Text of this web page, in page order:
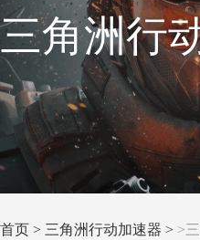
三角洲行
首页 > 三角洲行动加速器 > >